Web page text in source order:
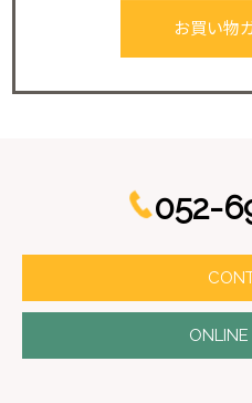
お買い物
052-